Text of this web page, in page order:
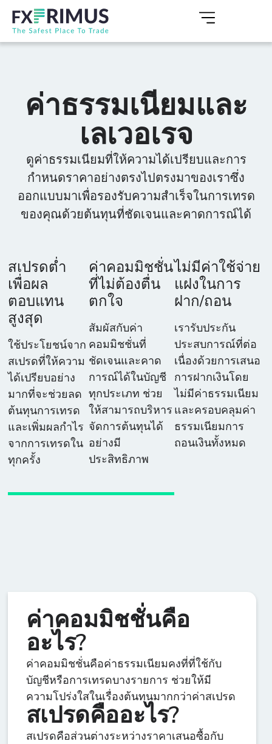
ค่าธรรมเนียมและ
เลเวอเรจ
ดูค่าธรรมเนียมที่ให้ความได้เปรียบและการ
กำหนดราคาอย่างตรงไปตรงมาของเราซึ่ง
ออกแบบมาเพื่อรองรับความสำเร็จในการเทรด
ของคุณด้วยต้นทุนที่ชัดเจนและคาดการณ์ได้
สเปรดต่ำ
เพื่อผล
ตอบแทน
สูงสุด
ใช้ประโยชน์จาก
สเปรดที่ให้ความ
ได้เปรียบอย่าง
มากที่จะช่วยลด
ต้นทุนการเทรด
และเพิ่มผลกำไร
จากการเทรดใน
ทุกครั้ง
ค่าคอมมิชชั่น
ที่ไม่ต้องตื่น
ตกใจ
สัมผัสกับค่า
คอมมิชชั่นที่
ชัดเจนและคาด
การณ์ได้ในบัญชี
ทุกประเภท ช่วย
ให้สามารถบริหาร
จัดการต้นทุนได้
อย่างมี
ประสิทธิภาพ
ไม่มีค่าใช้จ่าย
แฝงในการ
ฝาก/ถอน
เรารับประกัน
ประสบการณ์ที่ต่อ
เนื่องด้วยการเสนอ
การฝากเงินโดย
ไม่มีค่าธรรมเนียม
และครอบคลุมค่า
ธรรมเนียมการ
ถอนเงินทั้งหมด
ค่าคอมมิชชั่นคือ
อะไร?
ค่าคอมมิชชั่นคือค่าธรรมเนียมคงที่ที่ใช้กับ
บัญชีหรือการเทรดบางรายการ ช่วยให้มี
ความโปร่งใสในเรื่องต้นทุนมากกว่าค่าสเปรด
สเปรดคืออะไร?
สเปรดคือส่วนต่างระหว่างราคาเสนอซื้อกับ